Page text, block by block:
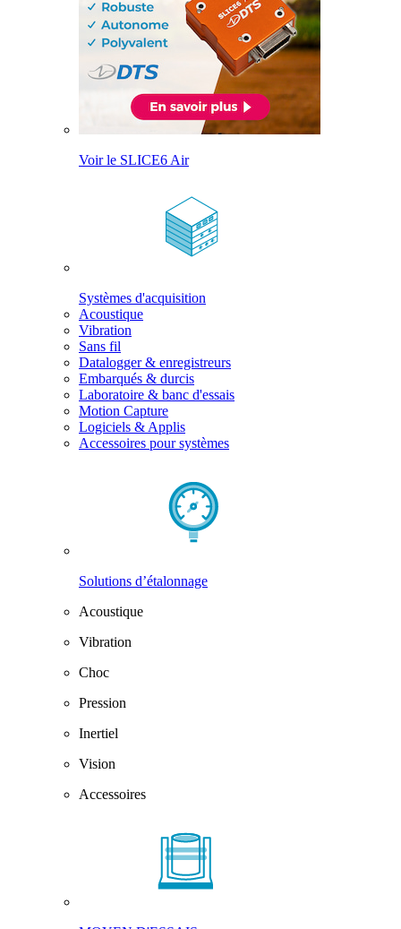
Voir le SLICE6 Air
Systèmes d'acquisition
Acoustique
Vibration
Sans fil
Datalogger & enregistreurs
Embarqués & durcis
Laboratoire & banc d'essais
Motion Capture
Logiciels & Applis
Accessoires pour systèmes
Solutions d’étalonnage
Acoustique
Vibration
Choc
Pression
Inertiel
Vision
Accessoires